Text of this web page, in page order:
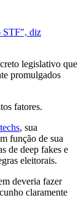
STF", diz
legislativo que
promulgados
fatores.
, sua
função de sua
de deep fakes e
eleitorais.
deveria fazer
claramente